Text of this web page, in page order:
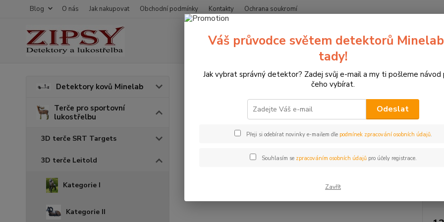
Blog O nás Jak nakupovat Obchodní podmínky Kontakty Ochrana soukromí
Hledat
Detektory kovů Minelab
Terče pro sportovní
lukostřelbu
3D terče SRT Targets
3D terče Leitold
Kategorie I
Kategorie II
Terče pro sportovní lukostřelbu 3D terče Leitold Zábavné terče
Terč 3D-FITA
Terč
15
S
Váš průvodce světem detektorů
tady!
Jak vybrat správný detektor? Zadej svůj e-mail a my ti pošleme návod
čeho vybírat.
Odeslat
Přeji si odebírat novinky e-mailem dle podmínek zpracování osobních údajů.
Souhlasím se zpracováním osobních údajůpro účely registrace.
Zavřít